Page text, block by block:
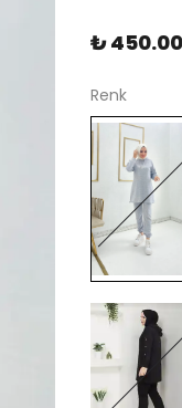
₺ 450.00
Renk